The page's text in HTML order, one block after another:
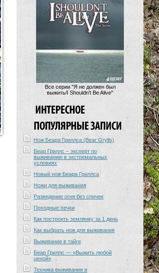
Все серии "Я не должен был
выжить/I Shouldn't Be Alive"
Нож Беара Гриллса (Bear Grylls)
Беар Гриллс – эксперт по
выживанию в экстремальных
условиях
Новый нож Беара Гриллса
Ножи для выживания
Разведение огня без спичек
Походные печки
Как построить землянку за 1 день
Как выбрать нож для выживания
Выживание в тайге
Беар Гриллс — «Выжить любой
ценой»
Техника выживания в